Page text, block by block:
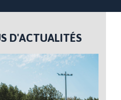
D'ACTUALITÉS